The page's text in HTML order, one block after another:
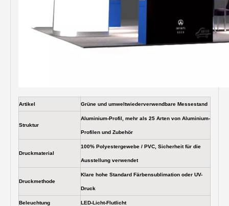
Artikel Grüne und umweltwiederverwendbare Messestand
Struktur
Aluminium-Profil, mehr als 25 Arten von Aluminium-
Profilen und Zubehör
Druckmaterial
100% Polyestergewebe / PVC, Sicherheit für die
Ausstellung verwendet
Druckmethode
Klare hohe Standard Färbensublimation oder UV-
Druck
Beleuchtung LED-Licht-Flutlicht